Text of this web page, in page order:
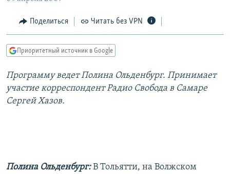
Вернутся
главной
Вернутся
поиску
МНЕНИЯ
КУЛЬТУРА
КАВКАЗ.РЕАЛИИ
СЕВЕР.РЕАЛИИ
СИБИРЬ.РЕАЛИИ
Поделиться Читать без VPN
Приоритетный источник в Google
Программу ведет Полина Ольденбург. Принимает
участие корреспондент Радио Свобода в Самаре
Сергей Хазов.
Полина Ольденбург:В Тольятти, на Волжском